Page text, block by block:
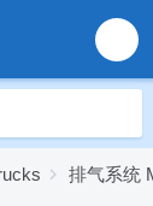
排气系统